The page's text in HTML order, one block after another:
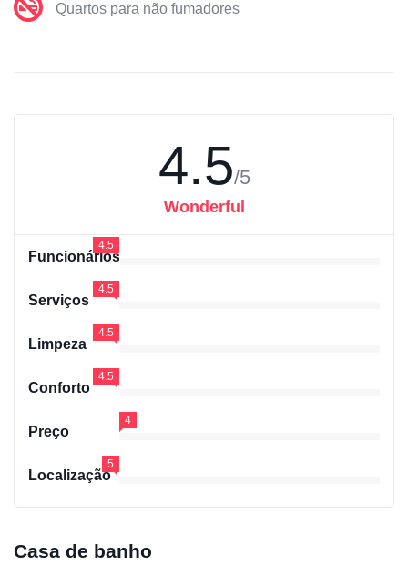
Quartos para não fumadores
4.5/5
Wonderful
Funcionários
4.5
Serviços
4.5
Limpeza
4.5
Conforto
4.5
Preço
4
Localização
5
Casa de banho